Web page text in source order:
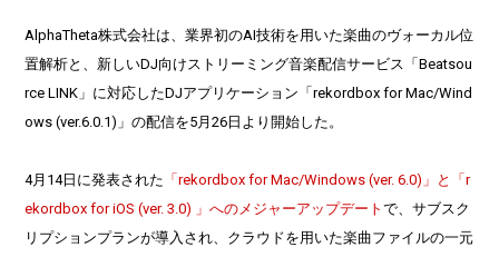
AlphaTheta株式会社は、業界初のAI技術を用いた楽曲のヴォーカル位
置解析と、新しいDJ向けストリーミング音楽配信サービス「Beatsou
rce LINK」に対応したDJアプリケーション「rekordbox for Mac/Wind
ows (ver.6.0.1)」の配信を5月26日より開始した。
4月14日に発表された 「rekordbox for Mac/Windows (ver. 6.0)」と「r
ekordbox for iOS (ver. 3.0) 」へのメジャーアップデートで、サブスク
リプションプランが導入され、クラウドを用いた楽曲ファイルの一元